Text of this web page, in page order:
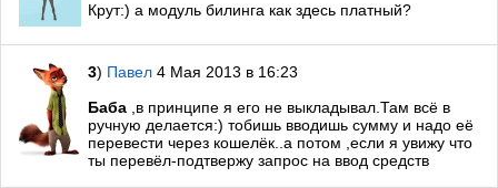
Крут:) а модуль билинга как здесь платный?
3) Павел 4 Мая 2013 в 16:23
Баба ,в принципе я его не выкладывал.Там всё в
ручную делается:) тобишь вводишь сумму и надо её
перевести через кошелёк..а потом ,если я увижу что
ты перевёл-подтвержу запрос на ввод средств